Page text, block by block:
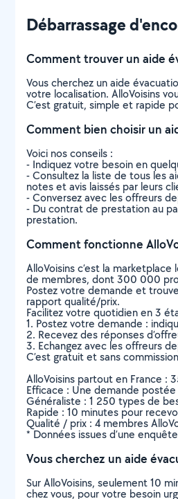
Débarrassage
Comment trouver un aide
Vous cherchez un aide
votre localisation. AlloVoisins
C’est gratuit, simple et rapide
Comment bien choisir un
Voici nos conseils :
- Indiquez votre besoin en
- Consultez la liste de tous les
notes et avis laissés par leurs
- Conversez avec les offreurs
- Du contrat de prestation au
prestation.
Comment fonctionne
AlloVoisins c’est la
de membres, dont 300 000
Postez votre demande et
rapport qualité/prix.
Facilitez votre quotidien en 3
1. Postez votre demande :
2. Recevez des réponses
3. Echangez avec les offreurs
C’est gratuit et sans
AlloVoisins partout en France :
Efficace : Une demande
Généraliste : 1 250 types de
Rapide : 10 minutes pour
Qualité / prix : 4 membres
* Données issues d’une
Vous cherchez un aide
Sur AlloVoisins, seulement 10
chez vous, pour votre besoin